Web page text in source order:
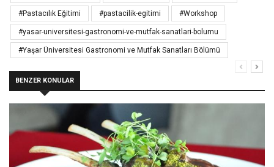
#Pastacılık Eğitimi #pastacilik-egitimi #Workshop
#yasar-universitesi-gastronomi-ve-mutfak-sanatlari-bolumu
#Yaşar Üniversitesi Gastronomi ve Mutfak Sanatları Bölümü
BENZER KONULAR